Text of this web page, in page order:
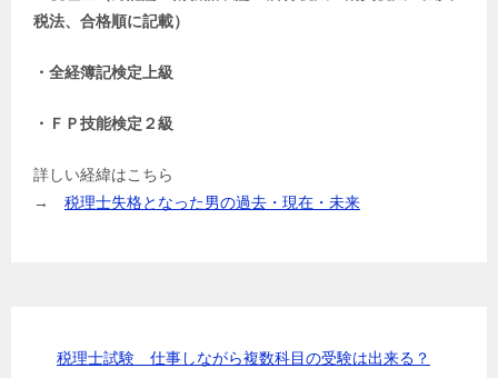
税法、合格順に記載）
・全経簿記検定上級
・ＦＰ技能検定２級
詳しい経緯はこちら
→ 税理士失格となった男の過去・現在・未来
税理士試験 仕事しながら複数科目の受験は出来る？